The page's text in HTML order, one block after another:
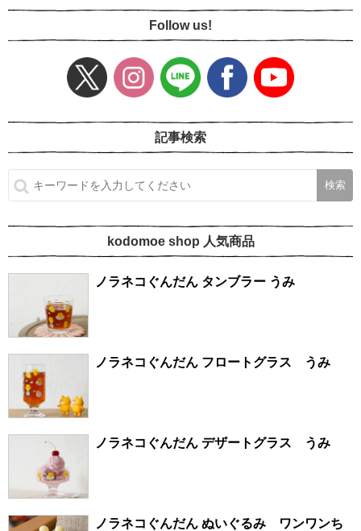
Follow us!
記事検索
kodomoe shop 人気商品
ノラネコぐんだん タンブラー うみ
ノラネコぐんだん フロートグラス うみ
ノラネコぐんだん デザートグラス うみ
ノラネコぐんだん ぬいぐるみ ワンワンち